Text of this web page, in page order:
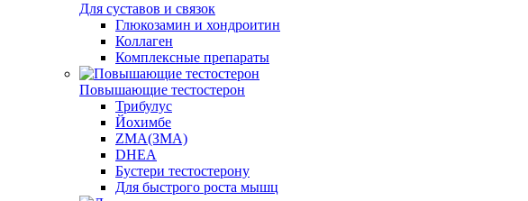
Для суставов и связок
Глюкозамин и хондроитин
Коллаген
Комплексные препараты
Повышающие тестостерон
Трибулус
Йохимбе
ZMA(ЗМА)
DHEA
Бустери тестостерону
Для быстрого роста мышц